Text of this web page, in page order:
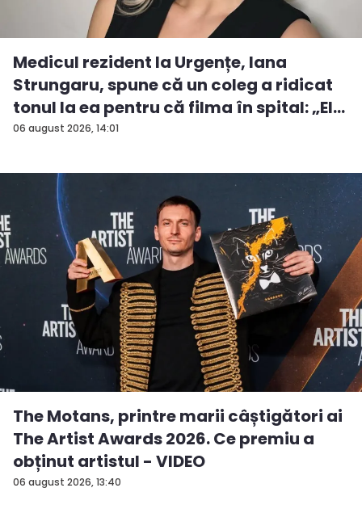
06 august 2026, 14:01
Medicul rezident la Urgențe, Iana
Strungaru, spune că un coleg a ridicat
tonul la ea pentru că filma în spital: „El
a...
06 august 2026, 13:40
The Motans, printre marii câștigători ai
The Artist Awards 2026. Ce premiu a
obținut artistul - VIDEO